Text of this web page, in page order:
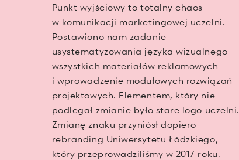
Punkt wyjściowy to totalny chaos
w komunikacji marketingowej uczelni.
Postawiono nam zadanie
usystematyzowania języka wizualnego
wszystkich materiałów reklamowych
i wprowadzenie modułowych rozwiązań
projektowych. Elementem, który nie
podlegał zmianie było stare logo uczelni.
Zmianę znaku przyniósł dopiero
rebranding Uniwersytetu Łódzkiego,
który przeprowadziliśmy w 2017 roku.